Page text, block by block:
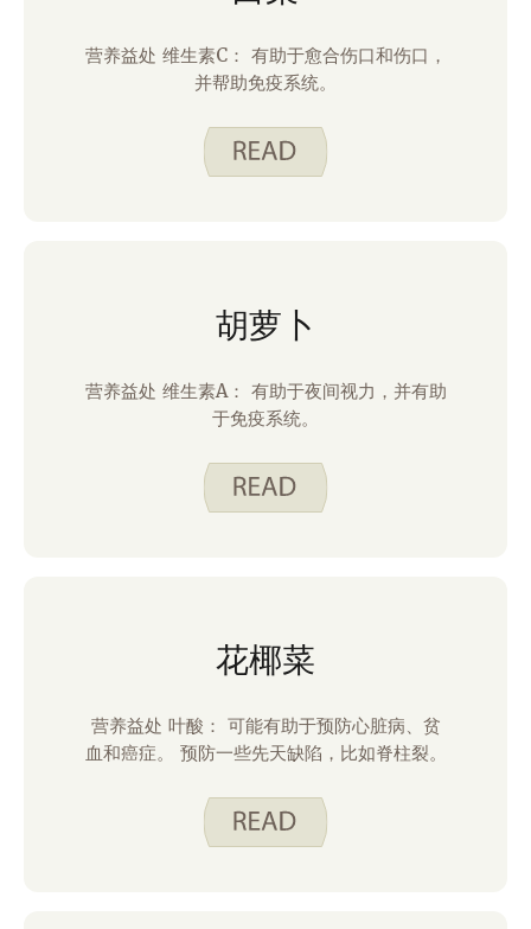
营养益处 维生素C： 有助于愈合伤口和伤口，
并帮助免疫系统。
胡萝卜
营养益处 维生素A： 有助于夜间视力，并有助
于免疫系统。
花椰菜
营养益处 叶酸： 可能有助于预防心脏病、贫
血和癌症。 预防一些先天缺陷，比如脊柱裂。